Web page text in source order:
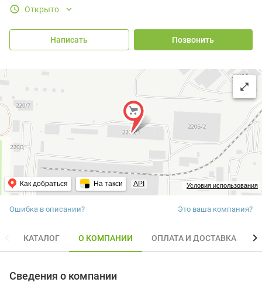
Открыто
Написать Позвонить
Условия использования
Как добраться На такси API
Ошибка в описании? Это ваша компания?
КАТАЛОГ О КОМПАНИИ ОПЛАТА И ДОСТАВКА
Сведения о компании